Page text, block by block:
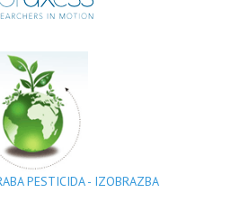
PESTICIDA - IZOBRAZBA